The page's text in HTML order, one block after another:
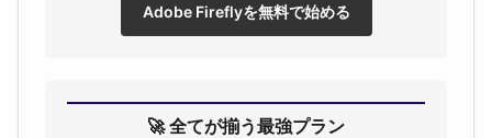
Adobe Fireflyを無料で始める
🚀 全てが揃う最強プラン